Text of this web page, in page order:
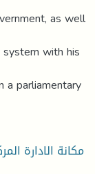
as well
with his
parliamentary
مكانة الادارة